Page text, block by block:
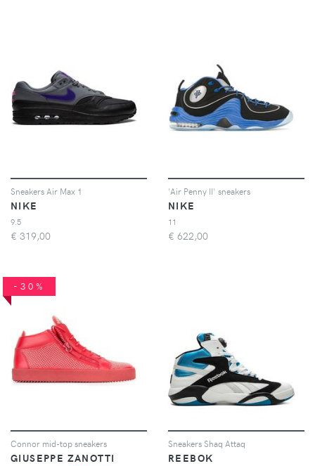
Sneakers Air Max 1
NIKE
9.5
€ 319,00
'Air Penny II' sneakers
NIKE
11
€ 622,00
-30%
Connor mid-top sneakers
GIUSEPPE ZANOTTI
Sneakers Shaq Attaq
REEBOK